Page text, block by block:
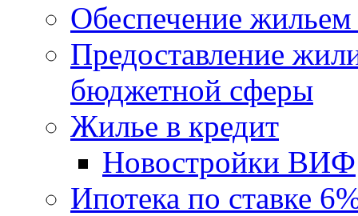
Обеспечение жильем
Предоставление
бюджетной сферы
Жилье в кредит
Новостройки ВИФ
Ипотека по ставке